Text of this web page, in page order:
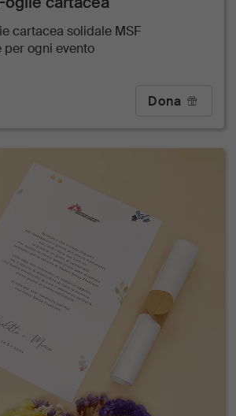
cartacea solidale MSF
per ogni evento
Dona